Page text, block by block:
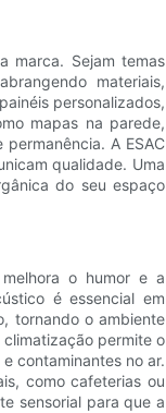
marca. Sejam temas
materiais,
personalizados,
mapas na parede,
A ESAC
qualidade. Uma
do seu espaço
o humor e a
é essencial em
tornando o ambiente
permite o
contaminantes no ar.
como cafeterias ou
sensorial para que a